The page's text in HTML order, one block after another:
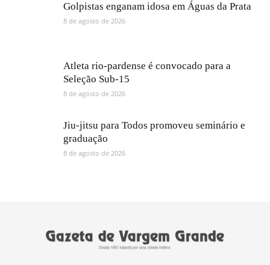
Golpistas enganam idosa em Águas da Prata
8 de agosto de 2026
Atleta rio-pardense é convocado para a
Seleção Sub-15
8 de agosto de 2026
Jiu-jitsu para Todos promoveu seminário e
graduação
8 de agosto de 2026